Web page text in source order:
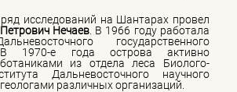
исследований на Шантарах провел
Нечаев. В 1966 году работала
государственного
В 1970-е года острова активно
из отдела леса Биолого-
Дальневосточного научного
различных организаций.